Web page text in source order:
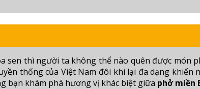
sen thì người ta không thể nào quên được món
thống của Việt Nam đôi khi lại đa dạng
bạn khám phá hương vị khác biệt giữa phở miền